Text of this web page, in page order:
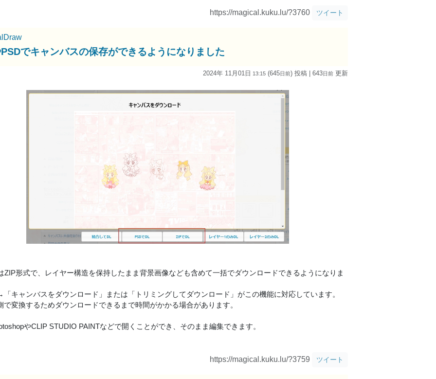
https://magical.kuku.lu/?3760 ツイート
でキャンバスの保存ができるようになりました
2024年 11月01日 13:15 (645日前) 投稿 | 643日前 更新
ZIP形式で、レイヤー構造を保持したまま背景画像なども含めて一括でダウンロードできるようになりま
「キャンバスをダウンロード」または「トリミングしてダウンロード」がこの機能に対応しています。
で変換するためダウンロードできるまで時間がかかる場合があります。
やCLIP STUDIO PAINTなどで開くことができ、そのまま編集できます。
https://magical.kuku.lu/?3759 ツイート